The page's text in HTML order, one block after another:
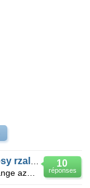
10
réponses